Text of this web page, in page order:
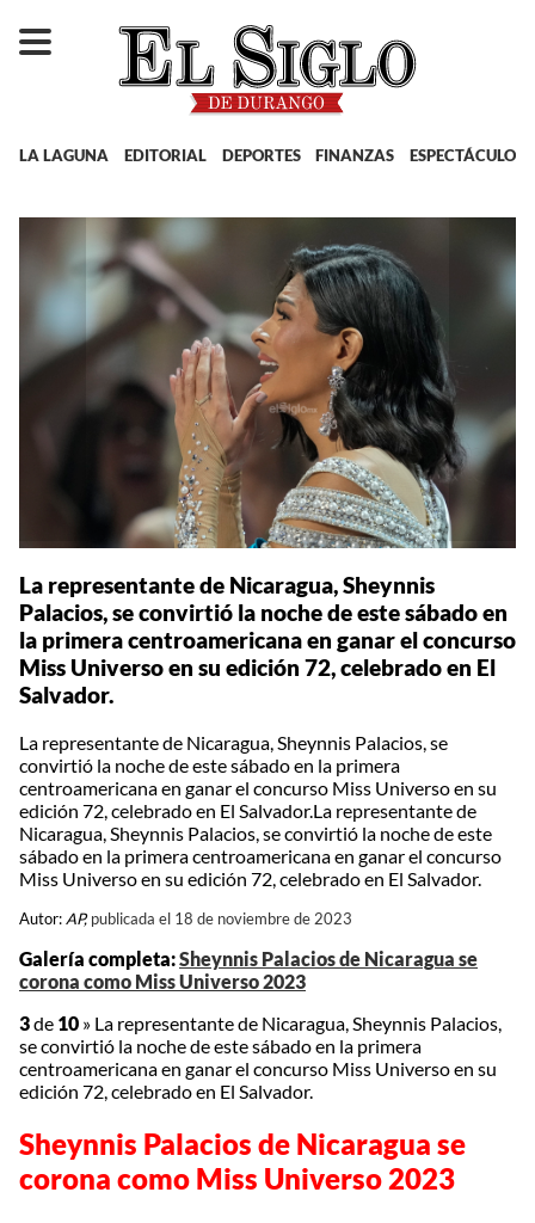
LA LAGUNA EDITORIAL DEPORTES FINANZAS ESPECTÁCULOS
La representante de Nicaragua, Sheynnis
Palacios, se convirtió la noche de este sábado en
la primera centroamericana en ganar el concurso
Miss Universo en su edición 72, celebrado en El
Salvador.
La representante de Nicaragua, Sheynnis Palacios, se
convirtió la noche de este sábado en la primera
centroamericana en ganar el concurso Miss Universo en su
edición 72, celebrado en El Salvador.La representante de
Nicaragua, Sheynnis Palacios, se convirtió la noche de este
sábado en la primera centroamericana en ganar el concurso
Miss Universo en su edición 72, celebrado en El Salvador.
Autor:AP, publicada el 18 de noviembre de 2023
Galería completa:Sheynnis Palacios de Nicaragua se
corona como Miss Universo 2023
3de 10 » La representante de Nicaragua, Sheynnis Palacios,
se convirtió la noche de este sábado en la primera
centroamericana en ganar el concurso Miss Universo en su
edición 72, celebrado en El Salvador.
Sheynnis Palacios de Nicaragua se
corona como Miss Universo 2023